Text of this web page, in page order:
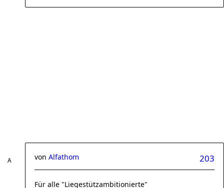
203
von Alfathom
Für alle "Liegestützambitionierte"